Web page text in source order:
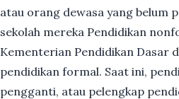
atau orang dewasa yang belum
sekolah mereka Pendidikan
Kementerian Pendidikan Dasar
pendidikan formal. Saat ini,
pengganti, atau pelengkap